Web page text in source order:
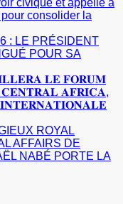
civique et appelle à
consolider la
: LE PRÉSIDENT
POUR SA
𝐋𝐄 𝐅𝐎𝐑𝐔𝐌
𝐀𝐅𝐑𝐈𝐂𝐀,
ROYAL
AFFAIRS DE
NABÉ PORTE LA